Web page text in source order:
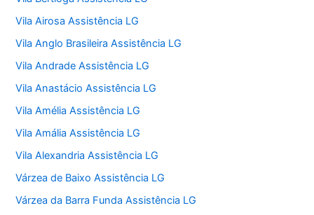
Vila Airosa Assistência LG
Vila Anglo Brasileira Assistência LG
Vila Andrade Assistência LG
Vila Anastácio Assistência LG
Vila Amélia Assistência LG
Vila Amália Assistência LG
Vila Alexandria Assistência LG
Várzea de Baixo Assistência LG
Várzea da Barra Funda Assistência LG